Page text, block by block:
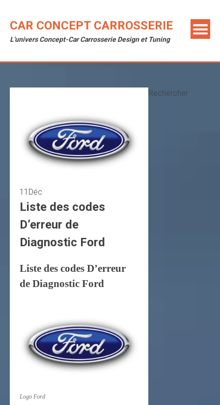
content
CAR CONCEPT CARROSSERIE
L'univers Concept-Car Carrosserie Design et Tuning
11 Déc
Liste des codes
D’erreur de
Diagnostic Ford
Liste des codes D’erreur
de Diagnostic Ford
Logo Ford
Rechercher